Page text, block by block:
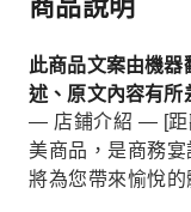
此商品文案由機
述、原文內容有所
— 店鋪介紹 — [距
美商品，是商務
將為您帶來愉悅的